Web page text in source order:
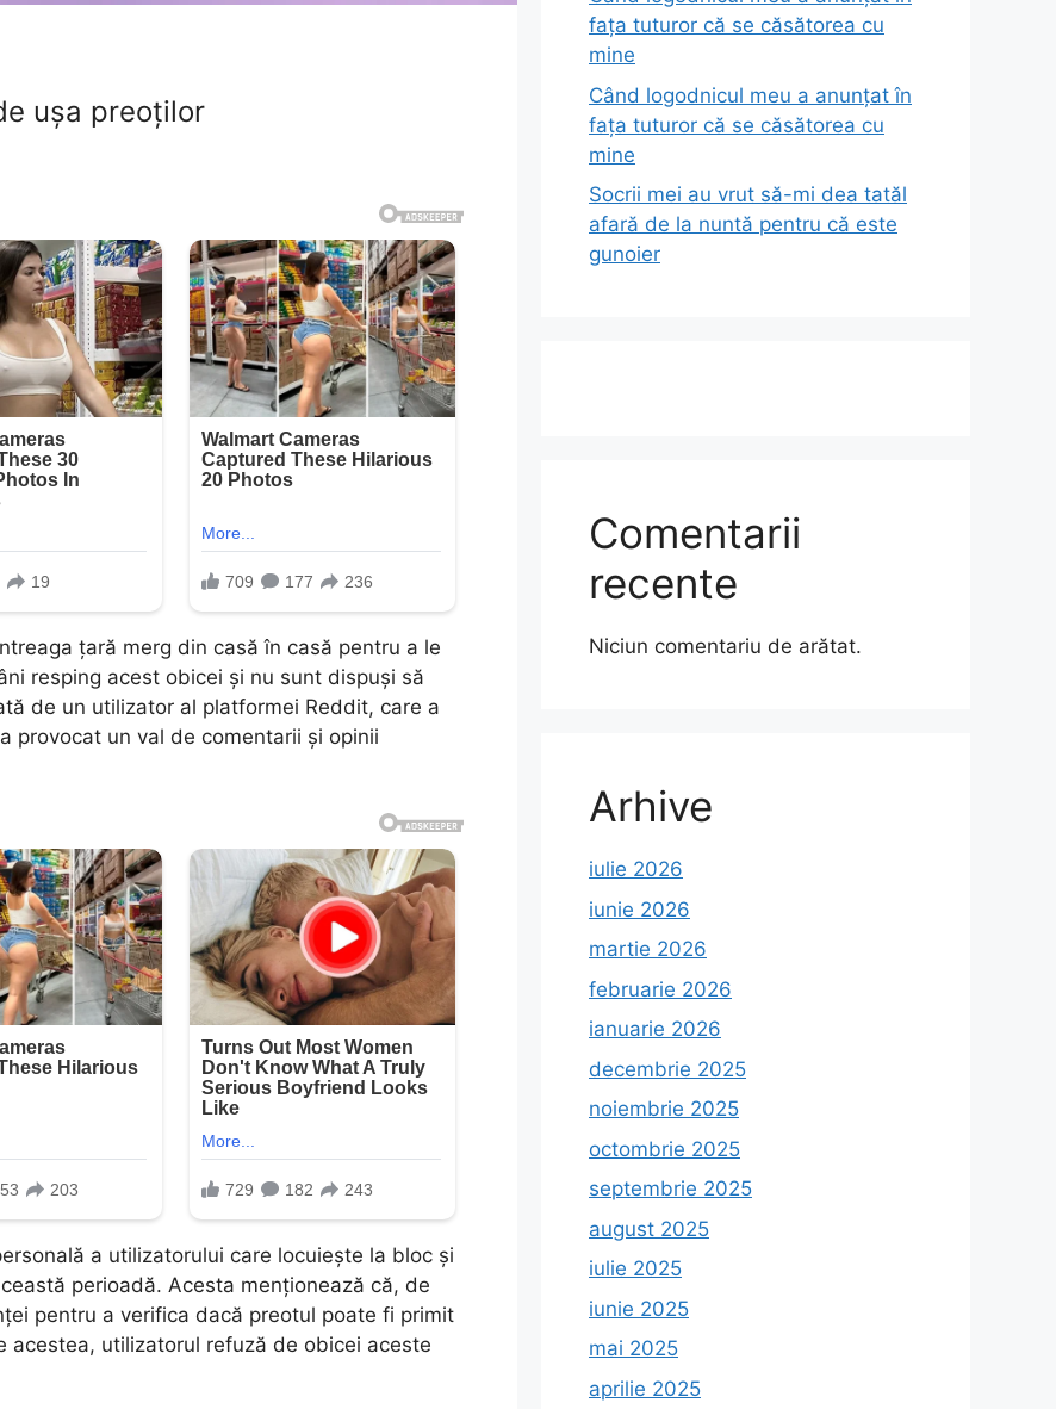
ușa preoților
țară merg din casă în casă pentru a le
resping acest obicei și nu sunt dispuși să
de un utilizator al platformei Reddit, care a
provocat un val de comentarii și opinii
a utilizatorului care locuiește la bloc și
perioadă. Acesta menționează că, de
pentru a verifica dacă preotul poate fi primit
utilizatorul refuză de obicei aceste
fața tuturor că se căsătorea cu
mine
Când logodnicul meu a anunțat în
fața tuturor că se căsătorea cu
mine
Socrii mei au vrut să-mi dea tatăl
afară de la nuntă pentru că este
gunoier
Comentarii
recente
Niciun comentariu de arătat.
Arhive
iulie 2026
iunie 2026
martie 2026
februarie 2026
ianuarie 2026
decembrie 2025
noiembrie 2025
octombrie 2025
septembrie 2025
august 2025
iulie 2025
iunie 2025
mai 2025
aprilie 2025